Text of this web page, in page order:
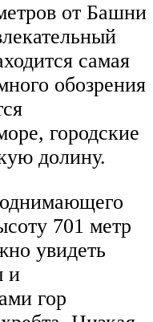
от Башни
самая
обозрения
городские
долину.
701 метр
увидеть
и
гор